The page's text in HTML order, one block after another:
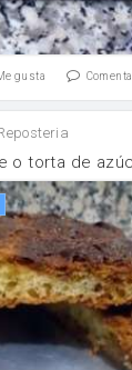
gusta
o torta de